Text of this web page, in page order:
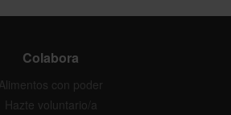
Colabora
Alimentos con poder
Hazte voluntario/a